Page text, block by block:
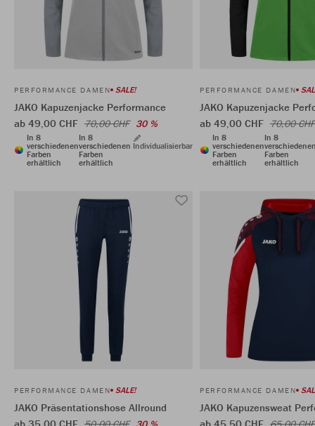
PERFORMANCE DAMEN SALE!
JAKO Kapuzenjacke Performance
ab 49,00 CHF 70,00 CHF 30 %
In 8
verschiedenen
Farben
erhältlich
In 8
verschiedenen
Farben
erhältlich
Individualisierbar
PERFORMANCE DAMEN
JAKO Kapuzenjacke
ab 49,00 CHF 70,00 CHF
In 8
verschiedenen
Farben
erhältlich
In 8
Farben
erhältlich
PERFORMANCE DAMEN SALE!
JAKO Präsentationshose Allround
PERFORMANCE DAMEN
JAKO Kapuzensweat